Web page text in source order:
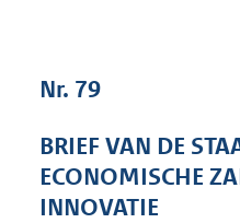
Nr. 79
BRIEF VAN DE
ECONOMISCHE
INNOVATIE